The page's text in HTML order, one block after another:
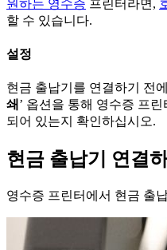
원하는 영수증 프린터라면,
할 수 있습니다.
설정
현금 출납기를 연결하기 전
쇄 ’ 옵션을 통해 영수증 프린
되어 있는지 확인하십시오.
현금 출납기 연결하
영수증 프린터에서 현금 출